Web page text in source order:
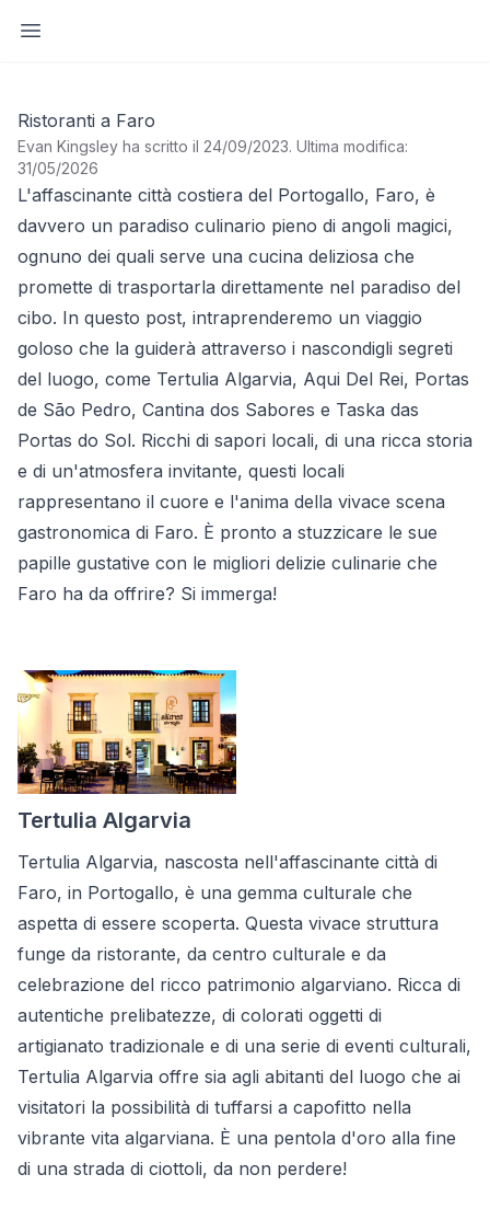
Apri barra laterale
Ristoranti a Faro
Evan Kingsley ha scritto il 24/09/2023. Ultima modifica:
31/05/2026
L'affascinante città costiera del Portogallo, Faro, è
davvero un paradiso culinario pieno di angoli magici,
ognuno dei quali serve una cucina deliziosa che
promette di trasportarla direttamente nel paradiso del
cibo. In questo post, intraprenderemo un viaggio
goloso che la guiderà attraverso i nascondigli segreti
del luogo, come Tertulia Algarvia, Aqui Del Rei, Portas
de São Pedro, Cantina dos Sabores e Taska das
Portas do Sol. Ricchi di sapori locali, di una ricca storia
e di un'atmosfera invitante, questi locali
rappresentano il cuore e l'anima della vivace scena
gastronomica di Faro. È pronto a stuzzicare le sue
papille gustative con le migliori delizie culinarie che
Faro ha da offrire? Si immerga!
Tertulia Algarvia
Tertulia Algarvia, nascosta nell'affascinante città di
Faro, in Portogallo, è una gemma culturale che
aspetta di essere scoperta. Questa vivace struttura
funge da ristorante, da centro culturale e da
celebrazione del ricco patrimonio algarviano. Ricca di
autentiche prelibatezze, di colorati oggetti di
artigianato tradizionale e di una serie di eventi culturali,
Tertulia Algarvia offre sia agli abitanti del luogo che ai
visitatori la possibilità di tuffarsi a capofitto nella
vibrante vita algarviana. È una pentola d'oro alla fine
di una strada di ciottoli, da non perdere!